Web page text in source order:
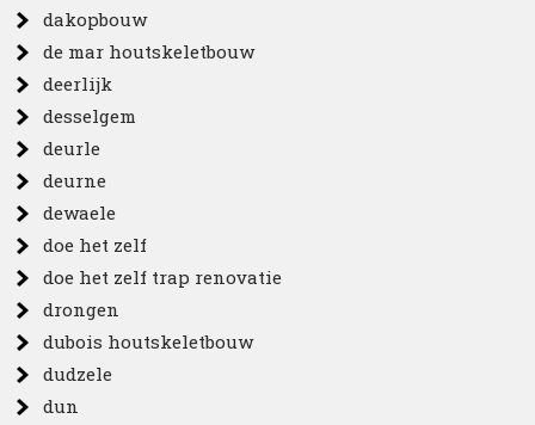
dakopbouw
de mar houtskeletbouw
deerlijk
desselgem
deurle
deurne
dewaele
doe het zelf
doe het zelf trap renovatie
drongen
dubois houtskeletbouw
dudzele
dun